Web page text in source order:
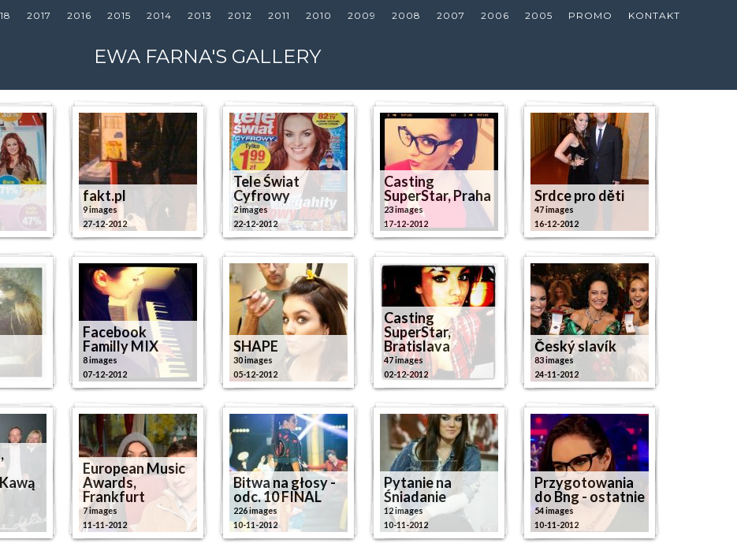
2017 2016 2015 2014 2013 2012 2011 2010 2009 2008 2007 2006 2005 PROMO KONTAKT
EWA FARNA'S GALLERY
fakt.pl
9 images
27-12-2012
Tele Świat
Cyfrowy
2 images
22-12-2012
Casting
SuperStar, Praha
23 images
17-12-2012
Srdce pro děti
47 images
16-12-2012
Facebook
Familly MIX
8 images
07-12-2012
SHAPE
30 images
05-12-2012
Casting
SuperStar,
Bratislava
47 images
02-12-2012
Český slavík
83 images
24-11-2012
European Music
Awards,
Frankfurt
7 images
11-11-2012
Bitwa na głosy -
odc. 10 FINAL
226 images
10-11-2012
Pytanie na
Śniadanie
12 images
10-11-2012
Przygotowania
do Bng - ostatnie
54 images
10-11-2012